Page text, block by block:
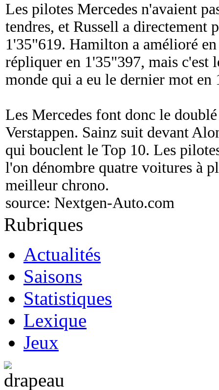
Les pilotes Mercedes n'avaient
tendres, et Russell a directement
1'35"619. Hamilton a amélioré
répliquer en 1'35"397, mais c'est
monde qui a eu le dernier mot en
Les Mercedes font donc le
Verstappen. Sainz suit devant
qui bouclent le Top 10. Les
l'on dénombre quatre voitures à
meilleur chrono.
source: Nextgen-Auto.com
Rubriques
Actualités
Saisons
Statistiques
Lexique
Jeux